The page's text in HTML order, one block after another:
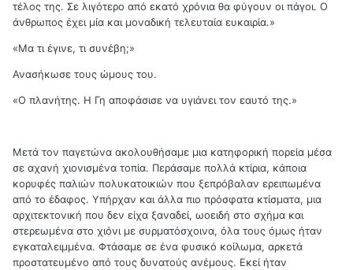
τέλος της. Σε λιγότερο από εκατό χρόνια θα φύγουν οι πάγοι. Ο
άνθρωπος έχει μία και μοναδική τελευταία ευκαιρία.»
«Μα τι έγινε, τι συνέβη;»
Ανασήκωσε τους ώμους του.
«Ο πλανήτης. Η Γη αποφάσισε να υγιάνει τον εαυτό της.»
Μετά τον παγετώνα ακολουθήσαμε μια κατηφορική πορεία μέσα
σε αχανή χιονισμένα τοπία. Περάσαμε πολλά κτίρια, κάποια
κορυφές παλιών πολυκατοικιών που ξεπρόβαλαν ερειπωμένα
από το έδαφος. Υπήρχαν και άλλα πιο πρόσφατα κτίσματα, μια
αρχιτεκτονική που δεν είχα ξαναδεί, ωοειδή στο σχήμα και
στερεωμένα στο χιόνι με συρματόσχοινα, όλα τους όμως ήταν
εγκαταλειμμένα. Φτάσαμε σε ένα φυσικό κοίλωμα, αρκετά
προστατευμένο από τους δυνατούς ανέμους. Εκεί ήταν